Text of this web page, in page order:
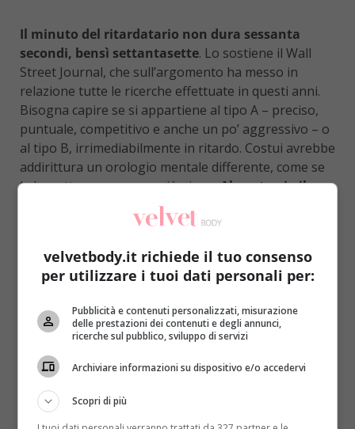
Il minuto del ritardatario non dura sessanta
secondi, bensì settantasette. Lo sostiene il Wall
Street Journal, che sull’argomento ha messo in
relazione tutte le ricerche effettuate in questi anni.
Bisogna capire se si appartiene al tipo A – preciso,
puntuale, competitivo e anche un po’ aggressivo – o
al tipo B, irrimediabilmente in ritardo. Costui avrebbe
addirittura un orologio mentale differente, come se
le lancette scorressero più piano.Al contrario il
minuto del tipo A è fatto di cinquantotto secondi
Non si ha dunque la stessa percezione temporale,
Dalle ricerche vien fuori anche che i ritardatari
fare due-tre cose contemporaneamentee
difettano di concentrazione. Non vanno invece
ritardi sono da addebitare a un’incapacità di calcolare
i tempi di percorrenza da un posto all’altro, perché
chi ha una visione del tempo allargata, finisce per
avere problemi anche sulla percezione del
velvetbody.it richiede il tuo consenso
per utilizzare i tuoi dati personali per:
Pubblicità e contenuti personalizzati, misurazione
delle prestazioni dei contenuti e degli annunci,
ricerche sul pubblico, sviluppo di servizi
Archiviare informazioni su dispositivo e/o accedervi
Scopri di più